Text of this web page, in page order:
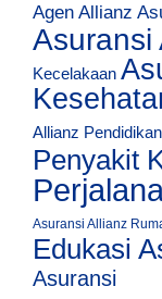
Agen Allianz
Asuransi
Kecelakaan
Allianz Pendidikan
Penyakit
Asuransi Allianz
Edukasi
Asuransi